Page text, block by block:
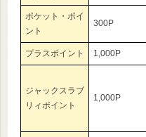
ポケット・ポイ
ント
300P
プラスポイント 1,000P
ジャックスラブ
リィポイント
1,000P